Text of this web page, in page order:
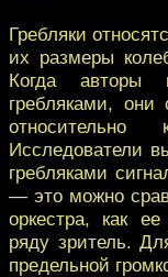
Гребляки
их размеры
Когда авторы
гребляками, они
относительно
Исследователи
гребляками
— это можно
оркестра, как
ряду зритель.
предельной